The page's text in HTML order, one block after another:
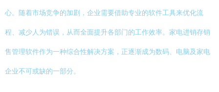
心。随着市场竞争的加剧，企业需要借助专业的软件工具来优化流
程、减少人为错误，从而全面提升各部门的工作效率。家电进销存销
售管理软件作为一种综合性解决方案，正逐渐成为数码、电脑及家电
企业不可或缺的一部分。